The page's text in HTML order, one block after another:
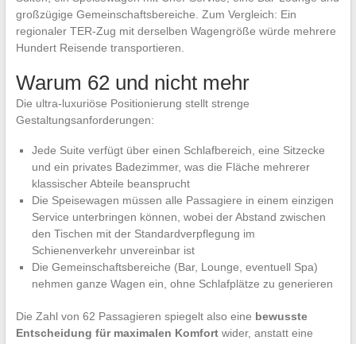
großzügige Gemeinschaftsbereiche. Zum Vergleich: Ein
regionaler TER-Zug mit derselben Wagengröße würde mehrere
Hundert Reisende transportieren.
Warum 62 und nicht mehr
Die ultra-luxuriöse Positionierung stellt strenge
Gestaltungsanforderungen:
Jede Suite verfügt über einen Schlafbereich, eine Sitzecke
und ein privates Badezimmer, was die Fläche mehrerer
klassischer Abteile beansprucht
Die Speisewagen müssen alle Passagiere in einem einzigen
Service unterbringen können, wobei der Abstand zwischen
den Tischen mit der Standardverpflegung im
Schienenverkehr unvereinbar ist
Die Gemeinschaftsbereiche (Bar, Lounge, eventuell Spa)
nehmen ganze Wagen ein, ohne Schlafplätze zu generieren
Die Zahl von 62 Passagieren spiegelt also eine bewusste
Entscheidung für maximalen Komfortwider, anstatt eine